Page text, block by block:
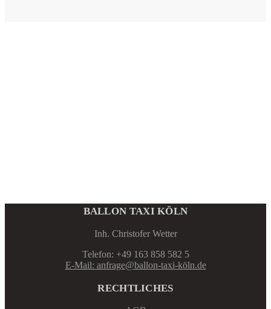
BALLON TAXI KÖLN
Inh. Christofer Wetter
Telefon: +49 163 858 582 5
E-Mail: anfrage@ballon-taxi-köln.de
RECHTLICHES